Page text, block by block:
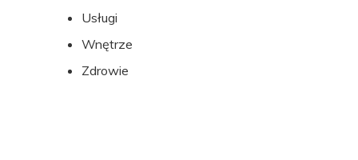
Usługi
Wnętrze
Zdrowie